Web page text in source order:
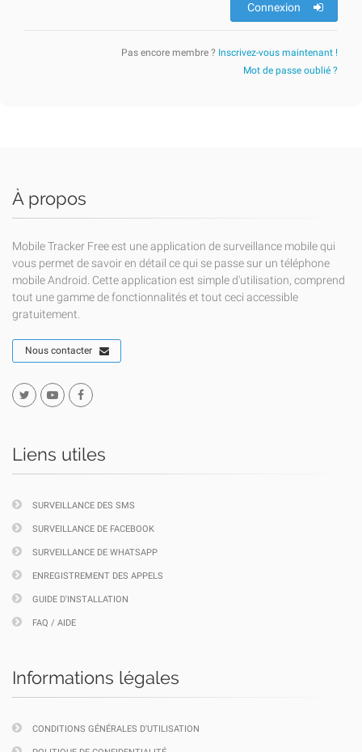
Connexion
Pas encore membre ? Inscrivez-vous maintenant !
Mot de passe oublié ?
À propos
Mobile Tracker Free est une application de surveillance mobile qui
vous permet de savoir en détail ce qui se passe sur un téléphone
mobile Android. Cette application est simple d'utilisation, comprend
tout une gamme de fonctionnalités et tout ceci accessible
gratuitement.
Nous contacter
Liens utiles
SURVEILLANCE DES SMS
SURVEILLANCE DE FACEBOOK
SURVEILLANCE DE WHATSAPP
ENREGISTREMENT DES APPELS
GUIDE D'INSTALLATION
FAQ / AIDE
Informations légales
CONDITIONS GÉNÉRALES D'UTILISATION